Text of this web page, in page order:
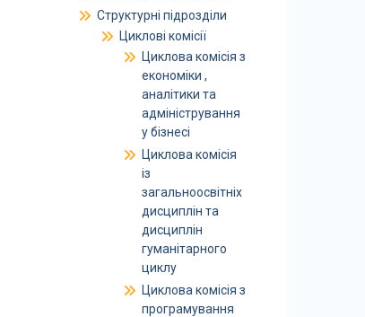
Структурні підрозділи
Циклові комісії
Циклова комісія з
економіки ,
аналітики та
адміністрування
у бізнесі
Циклова комісія
із
загальноосвітніх
дисциплін та
дисциплін
гуманітарного
циклу
Циклова комісія з
програмування